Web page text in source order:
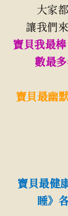
大家
讓我們
寶貝我最
數最
寶貝最幽
寶貝最健
睡》